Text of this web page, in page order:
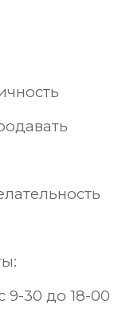
9-30 до 18-00